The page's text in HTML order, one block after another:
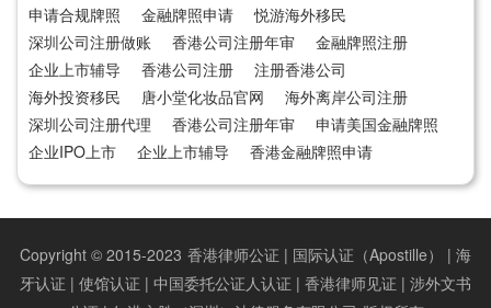
申请合规牌照
金融牌照申请
悦游海外移民
深圳公司注册做账
香港公司注册年审
金融牌照注册
企业上市辅导
香港公司注册
注册香港公司
海外投资移民
唐小堂化妆品官网
海外离岸公司注册
深圳公司注册代理
香港公司注册年审
申请美国金融牌照
企业IPO上市
企业上市辅导 香港金融牌照申请
Copyright © 2015-2023 香港律师公证 | 国际认证（Apostille） | 海
牙认证 | 使馆认证 | 中国委托公证人认证 | 香港律师见证 | 涉外文书